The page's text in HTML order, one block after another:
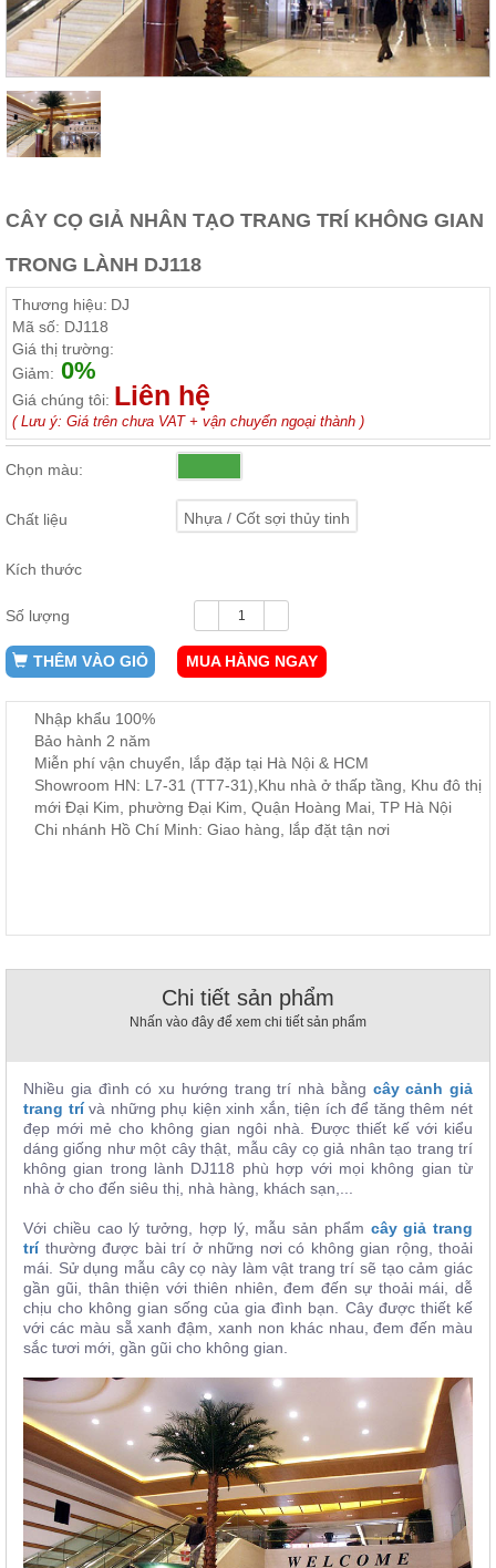
Thất
Phòng
Khách
tủ
rượu,
Bàn
trà...
Thất
Ngủ
Giường
ngủ, tủ
áo, bàn
điểm
Nội
Thất
Phòng
Ăn
ghế
bếp
Nội
Thất
Ban
Vườn
Cây
Nội
Thất
Nhà
Hàng
Thất
Hàng
CÂY CỌ GIẢ NHÂN TẠO TRANG TRÍ KHÔNG GIAN
TRONG LÀNH DJ118
Thương hiệu: DJ
Mã số: DJ118
Giá thị trường:
Giảm: 0%
Giá chúng tôi: Liên hệ
( Lưu ý: Giá trên chưa VAT + vận chuyển ngoại thành )
Chọn màu:
Chất liệu Nhựa / Cốt sợi thủy tinh
Kích thước
Số lượng
THÊM VÀO GIỎ MUA HÀNG NGAY
Nhập khẩu 100%
Bảo hành 2 năm
Miễn phí vận chuyển, lắp đặp tại Hà Nội & HCM
Showroom HN: L7-31 (TT7-31),Khu nhà ở thấp tầng, Khu đô thị
mới Đại Kim, phường Đại Kim, Quận Hoàng Mai, TP Hà Nội
Chi nhánh Hồ Chí Minh: Giao hàng, lắp đặt tận nơi
Chi tiết sản phẩm
Nhấn vào đây để xem chi tiết sản phẩm
Nhiều gia đình có xu hướng trang trí nhà bằng cây cảnh giả
trang trívà những phụ kiện xinh xắn, tiện ích để tăng thêm nét
đẹp mới mẻ cho không gian ngôi nhà. Được thiết kế với kiểu
dáng giống như một cây thật, mẫu cây cọ giả nhân tạo trang trí
không gian trong lành DJ118 phù hợp với mọi không gian từ
nhà ở cho đến siêu thị, nhà hàng, khách sạn,...
Với chiều cao lý tưởng, hợp lý, mẫu sản phẩm cây giả trang
tríthường được bài trí ở những nơi có không gian rộng, thoải
mái. Sử dụng mẫu cây cọ này làm vật trang trí sẽ tạo cảm giác
gần gũi, thân thiện với thiên nhiên, đem đến sự thoải mái, dễ
chịu cho không gian sống của gia đình bạn. Cây được thiết kế
với các màu sẵ xanh đậm, xanh non khác nhau, đem đến màu
sắc tươi mới, gần gũi cho không gian.